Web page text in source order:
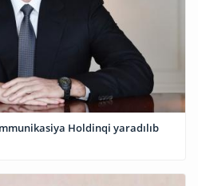
Holdinqi yaradılıb